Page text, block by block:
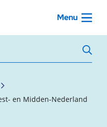
Menu
en Midden-Nederland